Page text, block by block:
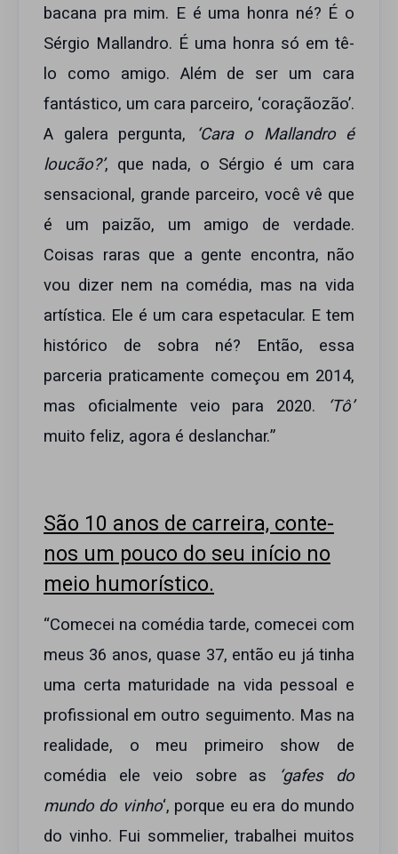
bacana pra mim. E é uma honra né? É o
Sérgio Mallandro. É uma honra só em tê-
lo como amigo. Além de ser um cara
fantástico, um cara parceiro, ‘coraçãozão’.
A galera pergunta, ‘Cara o Mallandro é
loucão?’, que nada, o Sérgio é um cara
sensacional, grande parceiro, você vê que
é um paizão, um amigo de verdade.
Coisas raras que a gente encontra, não
vou dizer nem na comédia, mas na vida
artística. Ele é um cara espetacular. E tem
histórico de sobra né? Então, essa
parceria praticamente começou em 2014,
mas oficialmente veio para 2020. ‘Tô’
muito feliz, agora é deslanchar.”
São 10 anos de carreira, conte-
nos um pouco do seu início no
meio humorístico.
“Comecei na comédia tarde, comecei com
meus 36 anos, quase 37, então eu já tinha
uma certa maturidade na vida pessoal e
profissional em outro seguimento. Mas na
realidade, o meu primeiro show de
comédia ele veio sobre as
‘gafes do
mundo do vinho‘, porque eu era do mundo
do vinho. Fui sommelier, trabalhei muitos